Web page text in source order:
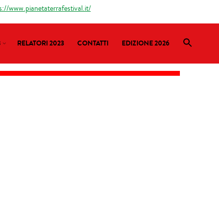
RELATORI 2023 CONTATTI EDIZIONE 2026
www.pianetaterrafestival.it/